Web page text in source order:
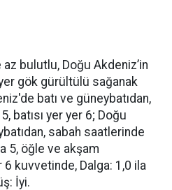
bulutlu, Doğu Akdeniz’in
gök gürültülü sağanak
batı ve güneybatıdan,
batısı yer yer 6; Doğu
sabah saatlerinde
5, öğle ve akşam
6 kuvvetinde, Dalga: 1,0 ila
İyi.